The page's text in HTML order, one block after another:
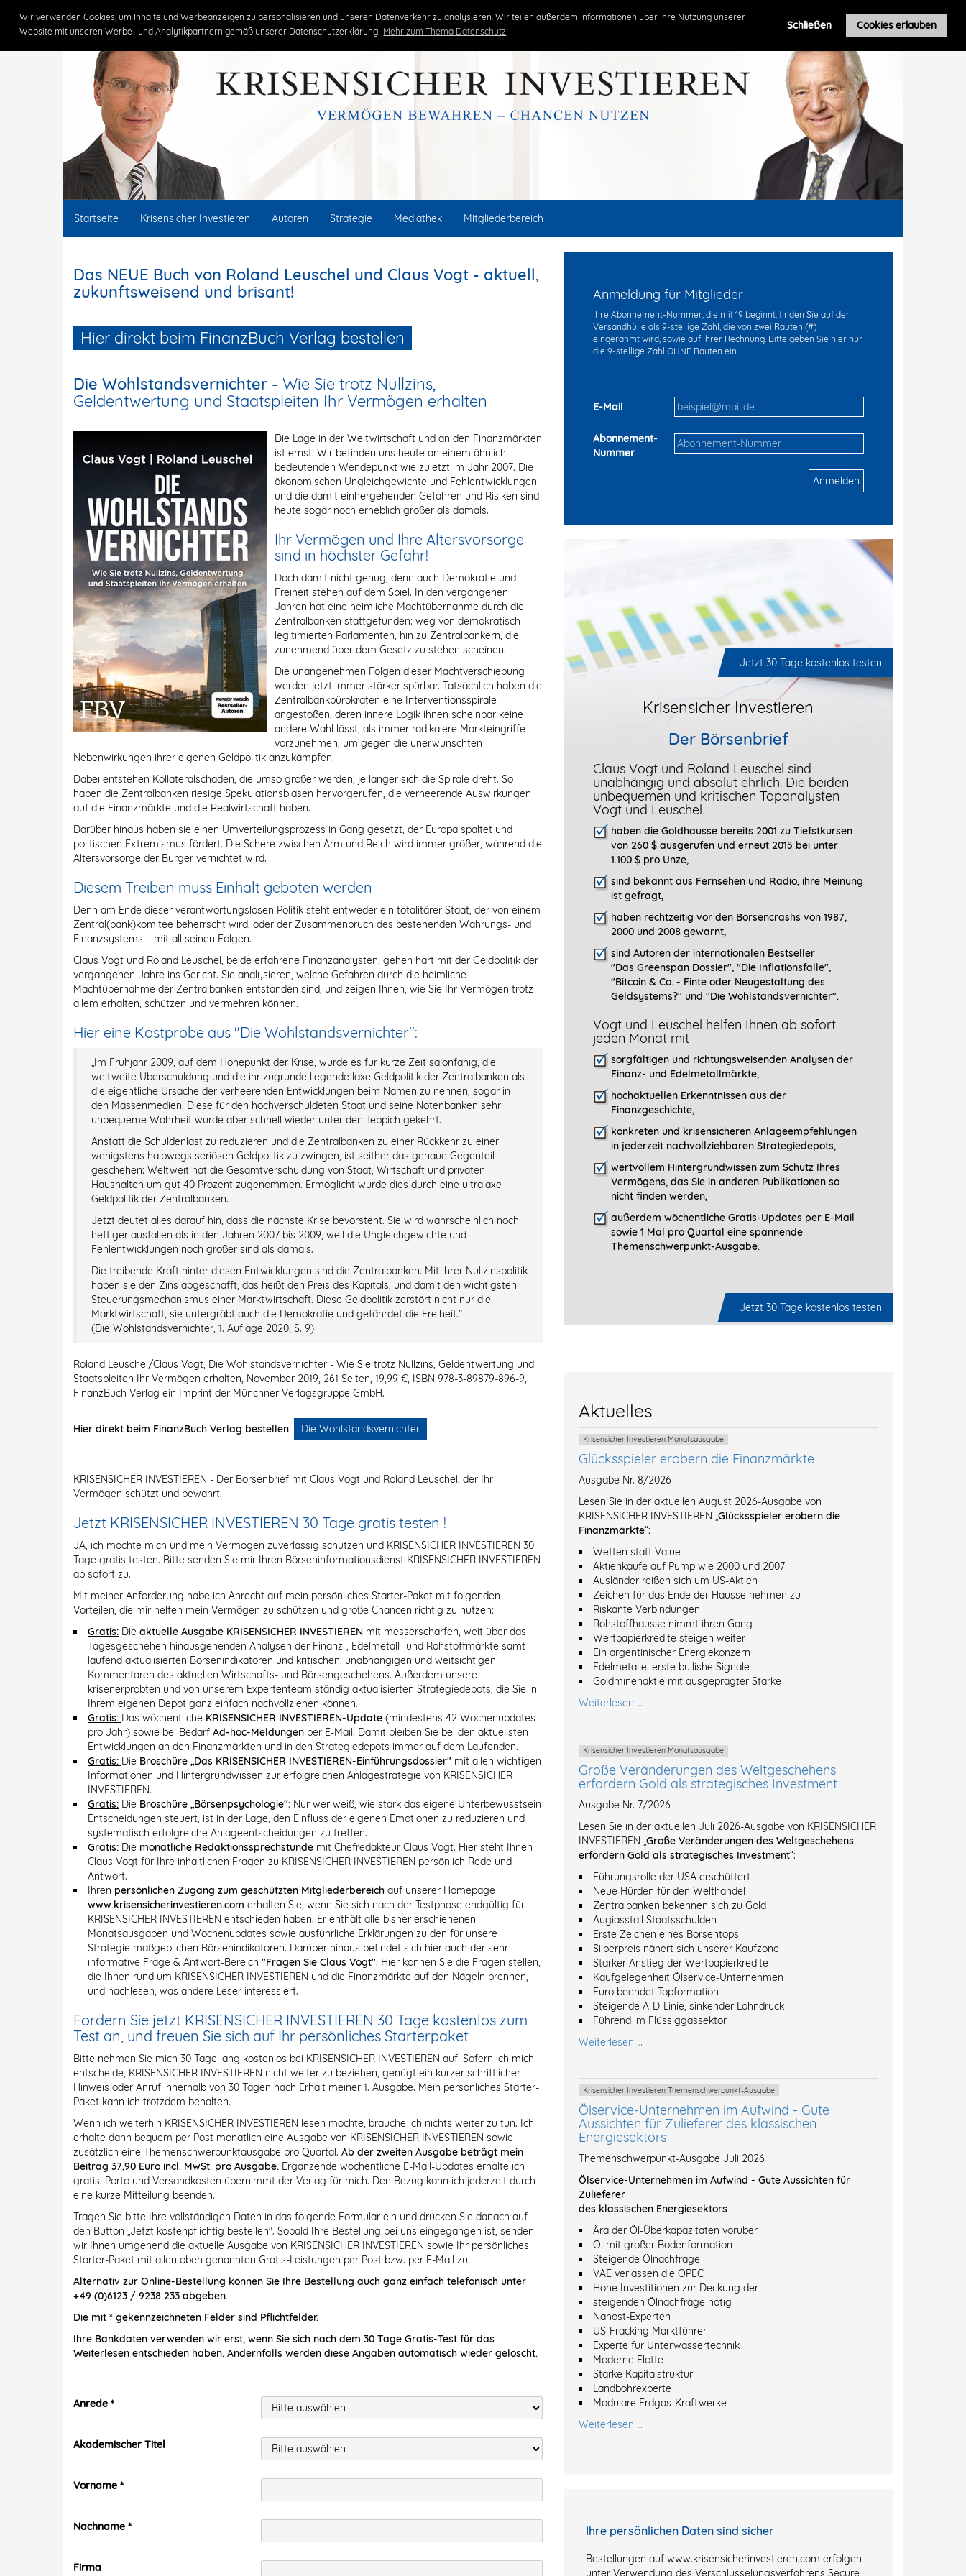
Wir verwenden Cookies, um Inhalte und Werbeanzeigen zu personalisieren und unseren Datenverkehr zu analysieren. Wir teilen außerdem Informationen über Ihre Nutzung unserer
Website mit unseren Werbe- und Analytikpartnern gemäß unserer Datenschutzerklärung. Mehr zum Thema Datenschutz
Schließen Cookies erlauben
Claus Vogt kritisch unabhängig erfolgreich Roland Leuschel
Startseite Krisensicher Investieren Autoren Strategie Mediathek Mitgliederbereich
Das NEUE Buch von Roland Leuschel und Claus Vogt - aktuell,
zukunftsweisend und brisant!
Hier direkt beim FinanzBuch Verlag bestellen
Die Wohlstandsvernichter - Wie Sie trotz Nullzins,
Geldentwertung und Staatspleiten Ihr Vermögen erhalten
Die Lage in der Weltwirtschaft und an den Finanzmärkten
ist ernst. Wir befinden uns heute an einem ähnlich
bedeutenden Wendepunkt wie zuletzt im Jahr 2007. Die
ökonomischen Ungleichgewichte und Fehlentwicklungen
und die damit einhergehenden Gefahren und Risiken sind
heute sogar noch erheblich größer als damals.
Ihr Vermögen und Ihre Altersvorsorge
sind in höchster Gefahr!
Doch damit nicht genug, denn auch Demokratie und
Freiheit stehen auf dem Spiel. In den vergangenen
Jahren hat eine heimliche Machtübernahme durch die
Zentralbanken stattgefunden: weg von demokratisch
legitimierten Parlamenten, hin zu Zentralbankern, die
zunehmend über dem Gesetz zu stehen scheinen.
Die unangenehmen Folgen dieser Machtverschiebung
werden jetzt immer stärker spürbar. Tatsächlich haben die
Zentralbankbürokraten eine Interventionsspirale
angestoßen, deren innere Logik ihnen scheinbar keine
andere Wahl lässt, als immer radikalere Markteingriffe
vorzunehmen, um gegen die unerwünschten
Nebenwirkungen ihrer eigenen Geldpolitik anzukämpfen.
Dabei entstehen Kollateralschäden, die umso größer werden, je länger sich die Spirale dreht. So
haben die Zentralbanken riesige Spekulationsblasen hervorgerufen, die verheerende Auswirkungen
auf die Finanzmärkte und die Realwirtschaft haben.
Darüber hinaus haben sie einen Umverteilungsprozess in Gang gesetzt, der Europa spaltet und
politischen Extremismus fördert. Die Schere zwischen Arm und Reich wird immer größer, während die
Altersvorsorge der Bürger vernichtet wird.
Diesem Treiben muss Einhalt geboten werden
Denn am Ende dieser verantwortungslosen Politik steht entweder ein totalitärer Staat, der von einem
Zentral(bank)komitee beherrscht wird, oder der Zusammenbruch des bestehenden Währungs- und
Finanzsystems – mit all seinen Folgen.
Claus Vogt und Roland Leuschel, beide erfahrene Finanzanalysten, gehen hart mit der Geldpolitik der
vergangenen Jahre ins Gericht. Sie analysieren, welche Gefahren durch die heimliche
Machtübernahme der Zentralbanken entstanden sind, und zeigen Ihnen, wie Sie Ihr Vermögen trotz
allem erhalten, schützen und vermehren können.
Hier eine Kostprobe aus "Die Wohlstandsvernichter":
„Im Frühjahr 2009, auf dem Höhepunkt der Krise, wurde es für kurze Zeit salonfähig, die
weltweite Überschuldung und die ihr zugrunde liegende laxe Geldpolitik der Zentralbanken als
die eigentliche Ursache der verheerenden Entwicklungen beim Namen zu nennen, sogar in
den Massenmedien. Diese für den hochverschuldeten Staat und seine Notenbanken sehr
unbequeme Wahrheit wurde aber schnell wieder unter den Teppich gekehrt.
Anstatt die Schuldenlast zu reduzieren und die Zentralbanken zu einer Rückkehr zu einer
wenigstens halbwegs seriösen Geldpolitik zu zwingen, ist seither das genaue Gegenteil
geschehen: Weltweit hat die Gesamtverschuldung von Staat, Wirtschaft und privaten
Haushalten um gut 40 Prozent zugenommen. Ermöglicht wurde dies durch eine ultralaxe
Geldpolitik der Zentralbanken.
Jetzt deutet alles darauf hin, dass die nächste Krise bevorsteht. Sie wird wahrscheinlich noch
heftiger ausfallen als in den Jahren 2007 bis 2009, weil die Ungleichgewichte und
Fehlentwicklungen noch größer sind als damals.
Die treibende Kraft hinter diesen Entwicklungen sind die Zentralbanken. Mit ihrer Nullzinspolitik
haben sie den Zins abgeschafft, das heißt den Preis des Kapitals, und damit den wichtigsten
Steuerungsmechanismus einer Marktwirtschaft. Diese Geldpolitik zerstört nicht nur die
Marktwirtschaft, sie untergräbt auch die Demokratie und gefährdet die Freiheit."
(Die Wohlstandsvernichter, 1. Auflage 2020; S. 9)
Roland Leuschel/Claus Vogt, Die Wohlstandsvernichter - Wie Sie trotz Nullzins, Geldentwertung und
Staatspleiten Ihr Vermögen erhalten, November 2019, 261 Seiten, 19,99 €, ISBN 978-3-89879-896-9,
FinanzBuch Verlag ein Imprint der Münchner Verlagsgruppe GmbH.
Hier direkt beim FinanzBuch Verlag bestellen: Die Wohlstandsvernichter
KRISENSICHER INVESTIEREN - Der Börsenbrief mit Claus Vogt und Roland Leuschel, der Ihr
Vermögen schützt und bewahrt.
Jetzt KRISENSICHER INVESTIEREN 30 Tage gratis testen !
JA, ich möchte mich und mein Vermögen zuverlässig schützen und KRISENSICHER INVESTIEREN 30
Tage gratis testen. Bitte senden Sie mir Ihren Börseninformationsdienst KRISENSICHER INVESTIEREN
ab sofort zu.
Mit meiner Anforderung habe ich Anrecht auf mein persönliches Starter-Paket mit folgenden
Vorteilen, die mir helfen mein Vermögen zu schützen und große Chancen richtig zu nutzen:
Gratis: Die aktuelle Ausgabe KRISENSICHER INVESTIEREN mit messerscharfen, weit über das
Tagesgeschehen hinausgehenden Analysen der Finanz-, Edelmetall- und Rohstoffmärkte samt
laufend aktualisierten Börsenindikatoren und kritischen, unabhängigen und weitsichtigen
Kommentaren des aktuellen Wirtschafts- und Börsengeschehens. Außerdem unsere
krisenerprobten und von unserem Expertenteam ständig aktualisierten Strategiedepots, die Sie in
Ihrem eigenen Depot ganz einfach nachvollziehen können.
Gratis: Das wöchentliche KRISENSICHER INVESTIEREN-Update (mindestens 42 Wochenupdates
pro Jahr) sowie bei Bedarf Ad-hoc-Meldungen per E-Mail. Damit bleiben Sie bei den aktuellsten
Entwicklungen an den Finanzmärkten und in den Strategiedepots immer auf dem Laufenden.
Gratis: Die Broschüre „Das KRISENSICHER INVESTIEREN-Einführungsdossier" mit allen wichtigen
Informationen und Hintergrundwissen zur erfolgreichen Anlagestrategie von KRISENSICHER
INVESTIEREN.
Gratis: Die Broschüre „Börsenpsychologie": Nur wer weiß, wie stark das eigene Unterbewusstsein
Entscheidungen steuert, ist in der Lage, den Einfluss der eigenen Emotionen zu reduzieren und
systematisch erfolgreiche Anlageentscheidungen zu treffen.
Gratis: Die monatliche Redaktionssprechstunde mit Chefredakteur Claus Vogt. Hier steht Ihnen
Claus Vogt für Ihre inhaltlichen Fragen zu KRISENSICHER INVESTIEREN persönlich Rede und
Antwort.
Ihren persönlichen Zugang zum geschützten Mitgliederbereich auf unserer Homepage
www.krisensicherinvestieren.com erhalten Sie, wenn Sie sich nach der Testphase endgültig für
KRISENSICHER INVESTIEREN entschieden haben. Er enthält alle bisher erschienenen
Monatsausgaben und Wochenupdates sowie ausführliche Erklärungen zu den für unsere
Strategie maßgeblichen Börsenindikatoren. Darüber hinaus befindet sich hier auch der sehr
informative Frage & Antwort-Bereich "Fragen Sie Claus Vogt". Hier können Sie die Fragen stellen,
die Ihnen rund um KRISENSICHER INVESTIEREN und die Finanzmärkte auf den Nägeln brennen,
und nachlesen, was andere Leser interessiert.
Fordern Sie jetzt KRISENSICHER INVESTIEREN 30 Tage kostenlos zum
Test an, und freuen Sie sich auf Ihr persönliches Starterpaket
Bitte nehmen Sie mich 30 Tage lang kostenlos bei KRISENSICHER INVESTIEREN auf. Sofern ich mich
entscheide, KRISENSICHER INVESTIEREN nicht weiter zu beziehen, genügt ein kurzer schriftlicher
Hinweis oder Anruf innerhalb von 30 Tagen nach Erhalt meiner 1. Ausgabe. Mein persönliches Starter-
Paket kann ich trotzdem behalten.
Wenn ich weiterhin KRISENSICHER INVESTIEREN lesen möchte, brauche ich nichts weiter zu tun. Ich
erhalte dann bequem per Post monatlich eine Ausgabe von KRISENSICHER INVESTIEREN sowie
zusätzlich eine Themenschwerpunktausgabe pro Quartal. Ab der zweiten Ausgabe beträgt mein
Beitrag 37,90 Euro incl. MwSt. pro Ausgabe. Ergänzende wöchentliche E-Mail-Updates erhalte ich
gratis. Porto und Versandkosten übernimmt der Verlag für mich. Den Bezug kann ich jederzeit durch
eine kurze Mitteilung beenden.
Tragen Sie bitte Ihre vollständigen Daten in das folgende Formular ein und drücken Sie danach auf
den Button „Jetzt kostenpflichtig bestellen". Sobald Ihre Bestellung bei uns eingegangen ist, senden
wir Ihnen umgehend die aktuelle Ausgabe von KRISENSICHER INVESTIEREN sowie Ihr persönliches
Starter-Paket mit allen oben genannten Gratis-Leistungen per Post bzw. per E-Mail zu.
Alternativ zur Online-Bestellung können Sie Ihre Bestellung auch ganz einfach telefonisch unter
+49 (0)6123 / 9238 233 abgeben.
Die mit * gekennzeichneten Felder sind Pflichtfelder.
Ihre Bankdaten verwenden wir erst, wenn Sie sich nach dem 30 Tage Gratis-Test für das
Weiterlesen entschieden haben. Andernfalls werden diese Angaben automatisch wieder gelöscht.
Anrede
Akademischer Titel
Vorname
Nachname
Firma
Anmeldung für Mitglieder
Ihre Abonnement-Nummer, die mit 19 beginnt, finden Sie auf der
Versandhülle als 9-stellige Zahl, die von zwei Rauten (#)
eingerahmt wird, sowie auf Ihrer Rechnung. Bitte geben Sie hier nur
die 9-stellige Zahl OHNE Rauten ein.
E-Mail
Abonnement-
Nummer
Anmelden
Jetzt 30 Tage kostenlos testen
Krisensicher Investieren
Der Börsenbrief
Claus Vogt und Roland Leuschel sind
unabhängig und absolut ehrlich. Die beiden
unbequemen und kritischen Topanalysten
Vogt und Leuschel
haben die Goldhausse bereits 2001 zu Tiefstkursen
von 260 $ ausgerufen und erneut 2015 bei unter
1.100 $ pro Unze,
sind bekannt aus Fernsehen und Radio, ihre Meinung
ist gefragt,
haben rechtzeitig vor den Börsencrashs von 1987,
2000 und 2008 gewarnt,
sind Autoren der internationalen Bestseller
"Das Greenspan Dossier", "Die Inflationsfalle",
"Bitcoin & Co. - Finte oder Neugestaltung des
Geldsystems?" und "Die Wohlstandsvernichter".
Vogt und Leuschel helfen Ihnen ab sofort
jeden Monat mit
sorgfältigen und richtungsweisenden Analysen der
Finanz- und Edelmetallmärkte,
hochaktuellen Erkenntnissen aus der
Finanzgeschichte,
konkreten und krisensicheren Anlageempfehlungen
in jederzeit nachvollziehbaren Strategiedepots,
wertvollem Hintergrundwissen zum Schutz Ihres
Vermögens, das Sie in anderen Publikationen so
nicht finden werden,
außerdem wöchentliche Gratis-Updates per E-Mail
sowie 1 Mal pro Quartal eine spannende
Themenschwerpunkt-­Ausgabe.
Jetzt 30 Tage kostenlos testen
Aktuelles
Krisensicher Investieren Monatsausgabe
Glücksspieler erobern die Finanzmärkte
Ausgabe Nr. 8/2026
Lesen Sie in der aktuellen August 2026-Ausgabe von
KRISENSICHER INVESTIEREN „Glücksspieler erobern die
Finanzmärkte“:
Wetten statt Value
Aktienkäufe auf Pump wie 2000 und 2007
Ausländer reißen sich um US-Aktien
Zeichen für das Ende der Hausse nehmen zu
Riskante Verbindungen
Rohstoffhausse nimmt ihren Gang
Wertpapierkredite steigen weiter
Ein argentinischer Energiekonzern
Edelmetalle: erste bullishe Signale
Goldminenaktie mit ausgeprägter Stärke
Weiterlesen …
Krisensicher Investieren Monatsausgabe
Große Veränderungen des Weltgeschehens
erfordern Gold als strategisches Investment
Ausgabe Nr. 7/2026
Lesen Sie in der aktuellen Juli 2026-Ausgabe von KRISENSICHER
INVESTIEREN „Große Veränderungen des Weltgeschehens
erfordern Gold als strategisches Investment“:
Führungsrolle der USA erschüttert
Neue Hürden für den Welthandel
Zentralbanken bekennen sich zu Gold
Augiasstall Staatsschulden
Erste Zeichen eines Börsentops
Silberpreis nähert sich unserer Kaufzone
Starker Anstieg der Wertpapierkredite
Kaufgelegenheit Ölservice-Unternehmen
Euro beendet Topformation
Steigende A-D-Linie, sinkender Lohndruck
Führend im Flüssiggassektor
Weiterlesen …
Krisensicher Investieren Themenschwerpunkt-Ausgabe
Ölservice-Unternehmen im Aufwind - Gute
Aussichten für Zulieferer des klassischen
Energiesektors
Themenschwerpunkt-Ausgabe Juli 2026
Ölservice-Unternehmen im Aufwind - Gute Aussichten für
Zulieferer
des klassischen Energiesektors
Ära der Öl-Überkapazitäten vorüber
Öl mit großer Bodenformation
Steigende Ölnachfrage
VAE verlassen die OPEC
Hohe Investitionen zur Deckung der
steigenden Ölnachfrage nötig
Nahost-Experten
US-Fracking Marktführer
Experte für Unterwassertechnik
Moderne Flotte
Starke Kapitalstruktur
Landbohrexperte
Modulare Erdgas-Kraftwerke
Weiterlesen …
Ihre persönlichen Daten sind sicher
Bestellungen auf www.krisensicherinvestieren.com erfolgen
unter Verwendung des Verschlüsselungsverfahrens Secure